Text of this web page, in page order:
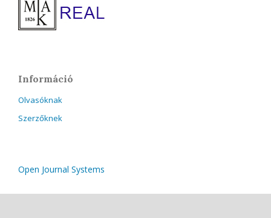
Információ
Olvasóknak
Szerzőknek
Open Journal Systems